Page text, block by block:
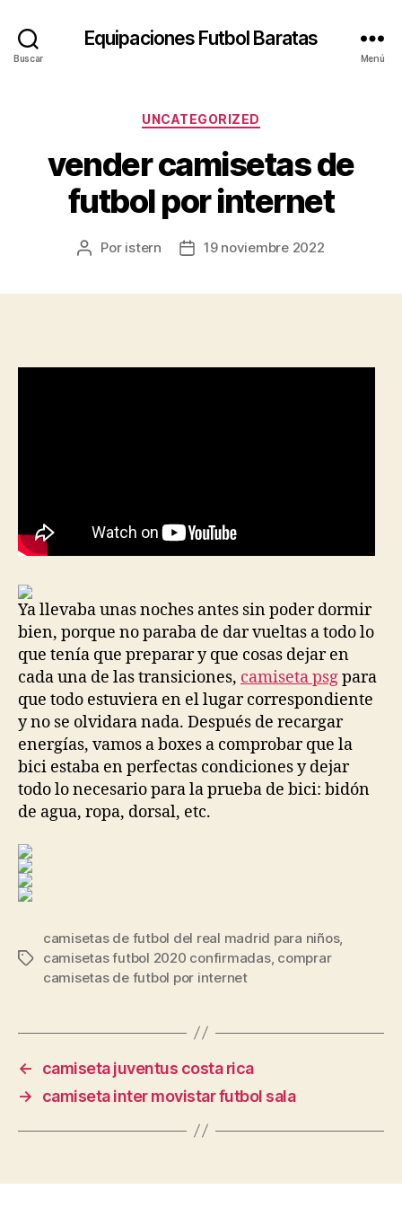
Buscar
Equipaciones Futbol Baratas
Menú
Categorías
UNCATEGORIZED
vender camisetas de
futbol por internet
Autor
Por istern
Fecha19 noviembre 2022
Ya llevaba unas noches antes sin poder dormir
bien, porque no paraba de dar vueltas a todo lo
que tenía que preparar y que cosas dejar en
cada una de las transiciones, camiseta psgpara
que todo estuviera en el lugar correspondiente
y no se olvidara nada. Después de recargar
energías, vamos a boxes a comprobar que la
bici estaba en perfectas condiciones y dejar
todo lo necesario para la prueba de bici: bidón
de agua, ropa, dorsal, etc.
Etiquetas
camisetas de futbol del real madrid para niños,
camisetas futbol 2020 confirmadas, comprar
camisetas de futbol por internet
←
camiseta juventus costa rica
→
camiseta inter movistar futbol sala